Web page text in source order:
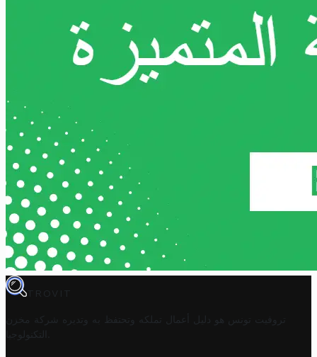
TROVIT
تروفيت تونس هو دليل أعمال تملكه وتحتفظ به وتديره
شركة مخزن
التكنولوجيا